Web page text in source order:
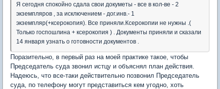
Я сегодня спокойно сдала свои докуметы - все в кол-ве - 2
экземпляров , за исключением - дог.инв.- 1
экземпляр(+ксерокопия). Все приняли.Ксерокопии не нужны .(
Только госпошлина + ксерокопия ) . Документы приняли и сказали
14 января узнать о готовности документов .
Поразительно, в первый раз на моей практике такое, чтобы
Председатель суда звонил истцу и объяснял план действия.
Надеюсь, что все-таки действительно позвонил Председатель
суда, по телефону могут представиться кем угодно, хоть